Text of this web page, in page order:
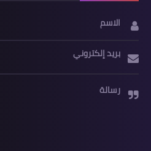
الاسم
بريد إلكتروني
رسالة